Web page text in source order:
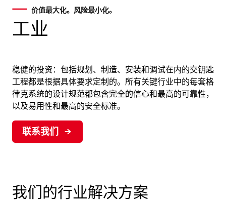
价值最大化。风险最小化。
工业
稳健的投资：包括规划、制造、安装和调试在内的交钥匙
工程都是根据具体要求定制的。所有关键行业中的每套格
律克系统的设计规范都包含完全的信心和最高的可靠性，
以及易用性和最高的安全标准。
联系我们
我们的行业解决方案